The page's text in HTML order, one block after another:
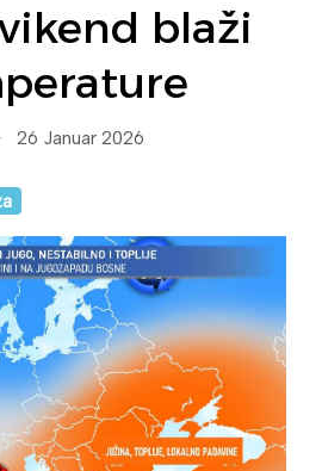
blaži
26 Januar 2026